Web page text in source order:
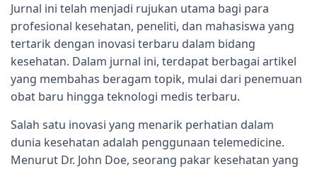
Jurnal ini telah menjadi rujukan utama bagi para
profesional kesehatan, peneliti, dan mahasiswa yang
tertarik dengan inovasi terbaru dalam bidang
kesehatan. Dalam jurnal ini, terdapat berbagai artikel
yang membahas beragam topik, mulai dari penemuan
obat baru hingga teknologi medis terbaru.
Salah satu inovasi yang menarik perhatian dalam
dunia kesehatan adalah penggunaan telemedicine.
Menurut Dr. John Doe, seorang pakar kesehatan yang